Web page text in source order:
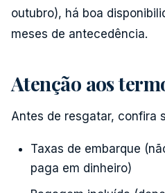
outubro), há boa
meses de antecedência.
Atenção aos
Antes de resgatar, confira
Taxas de embarque
paga em dinheiro)